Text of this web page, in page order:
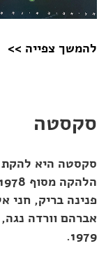
להמשך צפייה >>
סקסטה
סקסטה היא
הלהקה מסוף 1978 עד סוף 1983, ומנתה חמש זמרות:
פנינה בריק, חני
אברהם וורדה
1979.